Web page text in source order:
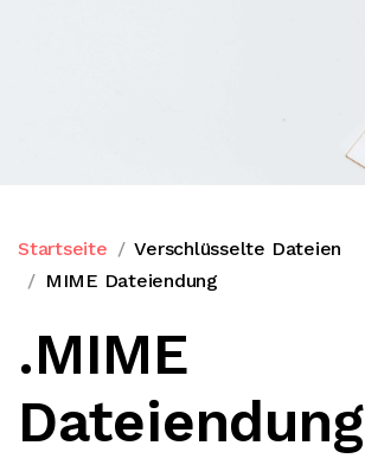
Startseite
Verschlüsselte Dateien
MIME Dateiendung
.MIME
Dateiendung